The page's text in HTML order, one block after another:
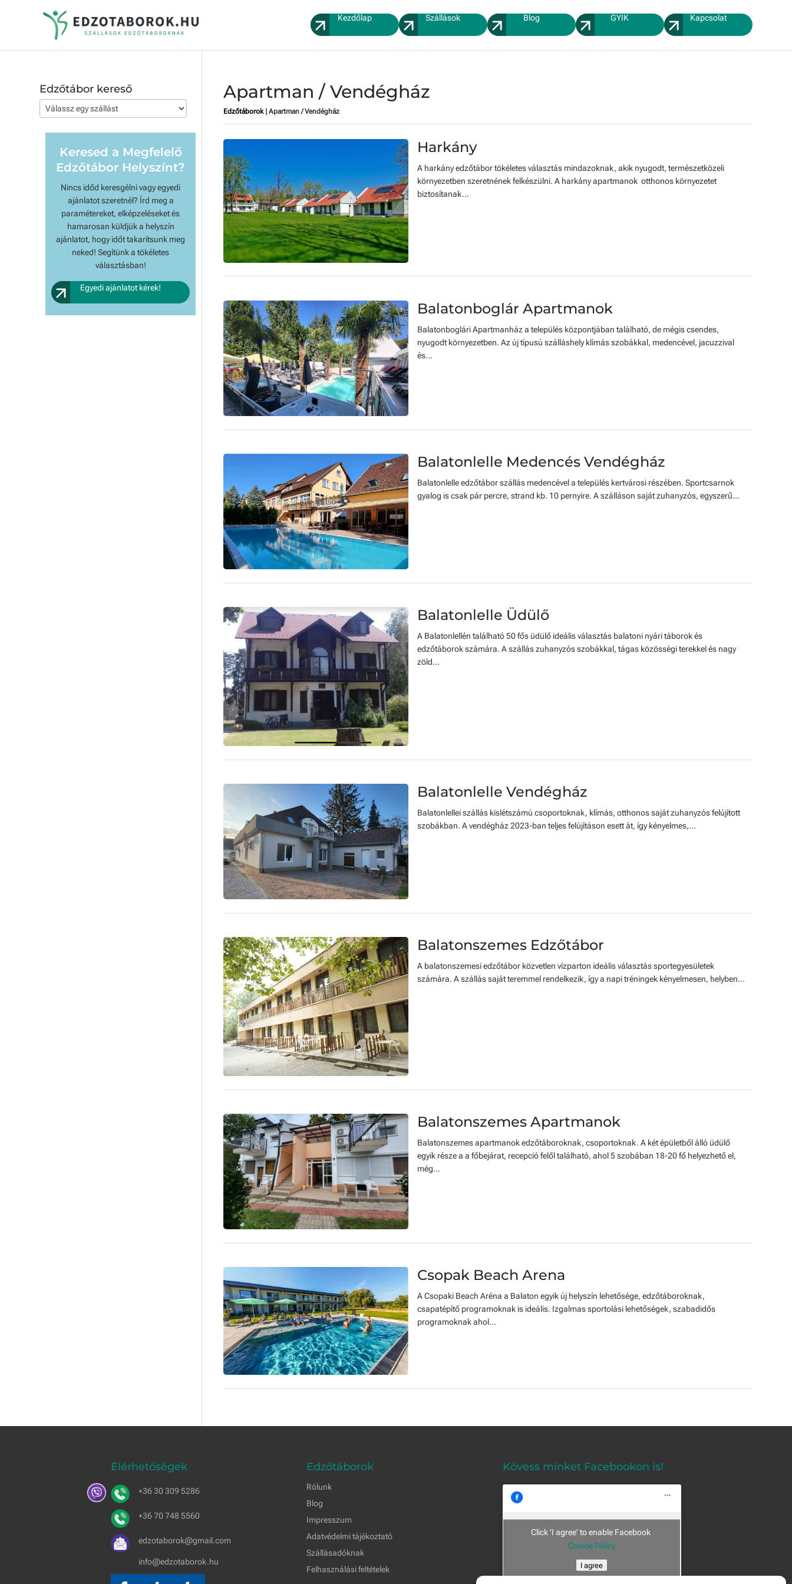
Kezdőlap Szállások Blog GYIK Kapcsolat
Apartman / Vendégház
Edzőtáborok| Apartman / Vendégház
Harkány
A harkány edzőtábor tökéletes választás mindazoknak, akik nyugodt, természetközeli
környezetben szeretnének felkészülni. A harkány apartmanok otthonos környezetet
biztosítanak...
Balatonboglár Apartmanok
Balatonboglári Apartmanház a település központjában található, de mégis csendes,
nyugodt környezetben. Az új típusú szálláshely klímás szobákkal, medencével, jacuzzival
és...
Balatonlelle Medencés Vendégház
Balatonlelle edzőtábor szállás medencével a település kertvárosi részében. Sportcsarnok
gyalog is csak pár percre, strand kb. 10 pernyire. A szálláson saját zuhanyzós, egyszerű...
Balatonlelle Üdülő
A Balatonlellén található 50 fős üdülő ideális választás balatoni nyári táborok és
edzőtáborok számára. A szállás zuhanyzós szobákkal, tágas közösségi terekkel és nagy
zöld...
Balatonlelle Vendégház
Balatonlellei szállás kislétszámú csoportoknak, klímás, otthonos saját zuhanyzós felújított
szobákban. A vendégház 2023-ban teljes felújításon esett át, így kényelmes,...
Balatonszemes Edzőtábor
A balatonszemesi edzőtábor közvetlen vízparton ideális választás sportegyesületek
számára. A szállás saját teremmel rendelkezik, így a napi tréningek kényelmesen, helyben...
Balatonszemes Apartmanok
Balatonszemes apartmanok edzőtáboroknak, csoportoknak. A két épületből álló üdülő
egyik része a a főbejárat, recepció felől található, ahol 5 szobában 18-20 fő helyezhető el,
még...
Csopak Beach Arena
A Csopaki Beach Aréna a Balaton egyik új helyszín lehetősége, edzőtáboroknak,
csapatépítő programoknak is ideális. Izgalmas sportolási lehetőségek, szabadidős
programoknak ahol...
Edzőtábor kereső
Keresed a Megfelelő
Edzőtábor Helyszínt?
Nincs időd keresgélni vagy egyedi
ajánlatot szeretnél? Írd meg a
paramétereket, elképzeléseket és
hamarosan küldjük a helyszín
ajánlatot, hogy időt takarítsunk meg
neked! Segítünk a tökéletes
választásban!
Egyedi ajánlatot kérek!
Elérhetőségek
+36 30 309 5286
+36 70 748 5560
edzotaborok@gmail.com
info@edzotaborok.hu
Edzőtáborok
Rólunk
Blog
Impresszum
Adatvédelmi tájékoztató
Szállásadóknak
Felhasználási feltételek
Kövess minket Facebookon is!
Click 'I agree' to enable Facebook
Cookie Policy
I agree